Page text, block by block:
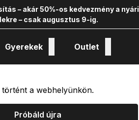
– akár 50%-os kedvezmény a nyári
– csak augusztus 9-ig.
Gyerekek Outlet
történt a webhelyünkön.
Próbáld újra